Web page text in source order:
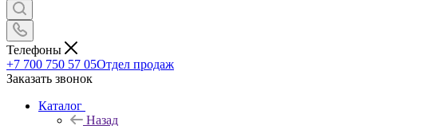
Телефоны
+7 700 750 57 05Отдел продаж
Заказать звонок
Каталог
Назад